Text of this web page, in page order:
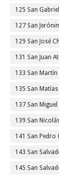
125 San
127 San
129 San José
131 San Juan
133 San Martín
135 San
137 San
139 San
141 San Pedro
143 San
145 San